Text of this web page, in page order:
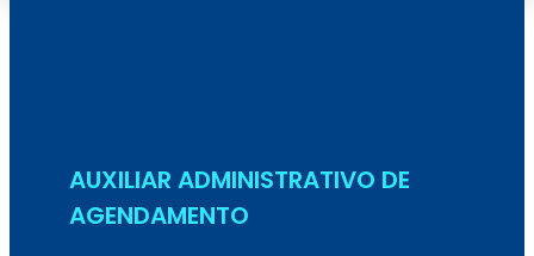
AUXILIAR ADMINISTRATIVO DE
AGENDAMENTO